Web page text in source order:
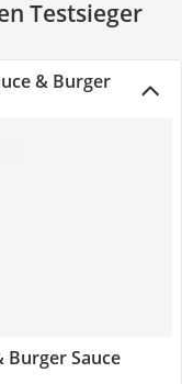
Testsieger
& Burger
Burger Sauce